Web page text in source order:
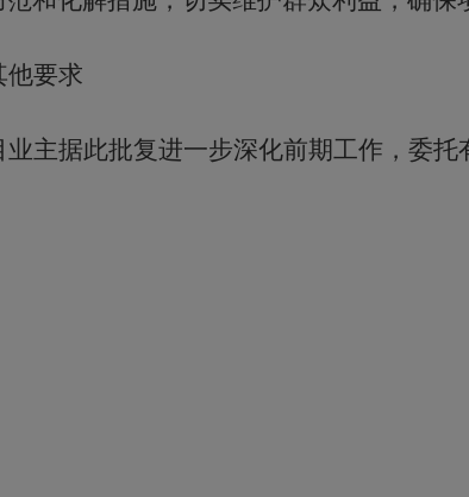
他要求
业主据此批复进一步深化前期工作，委